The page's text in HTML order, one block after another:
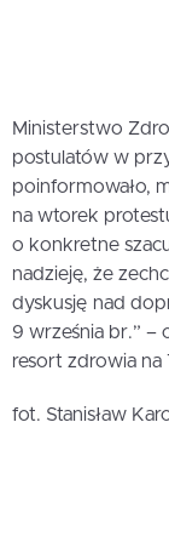
Ministerstwo
postulatów w
poinformowało,
na wtorek
o konkretne
nadzieję, że
dyskusję nad
9 września br.” –
resort zdrowia
fot. Stanisław